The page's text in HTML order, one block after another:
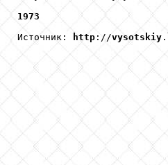
1973
Источник:
http ://vysotskiy .